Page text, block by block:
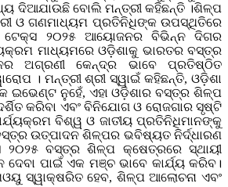
ଦିଆଯାଉଛି ବୋଲି ମନ୍ତ୍ରୀ କହିଛନ୍ତି ।ଶିଳ୍ପ
ଓ ଗଣମାଧ୍ୟମ ପ୍ରତିନିଧିଙ୍କ ଉପସ୍ଥିତିରେ
ଟେକ୍ସ ୨୦୨୫ ଆୟୋଜନର ବିଭିନ୍ନ ଦିଗର
ମାଧ୍ୟମରେ ଓଡ଼ିଶାକୁ ଭାରତର ବସ୍ତ୍ର
ଅଗ୍ରଣୀ କେନ୍ଦ୍ର ଭାବେ ପ୍ରତିଷ୍ଠିତ
। ମନ୍ତ୍ରୀ ଶ୍ରୀ ସ୍ୱାଇଁ କହିଛନ୍ତି, ଓଡ଼ିଶା
ଇଭେଣ୍ଟ ନୁହେଁ, ଏହା ଓଡ଼ିଶାର ବସ୍ତ୍ର ଶିଳ୍ପ
କରିବା ଏବଂ ବିନିଯୋଗ ଓ ରୋଜଗାର ସୃଷ୍ଟି
ବିଶ୍ୱ ଓ ଜାତୀୟ ପ୍ରତିନିଧିମାନଙ୍କୁ
ଉତ୍ପାଦନ ଶିଳ୍ପର ଭବିଷ୍ୟତ ନିର୍ଦ୍ଧାରଣ
ବସ୍ତ୍ର ଶିଳ୍ପ କ୍ଷେତ୍ରରେ ସ୍ଥାୟୀ
ପାଇଁ ଏକ ମଞ୍ଚ ଭାବେ କାର୍ଯ୍ୟ କରିବ।
ସ୍ୱାକ୍ଷରିତ ହେବ, ଶିଳ୍ପ ଆଲୋଚନା ଏବଂ